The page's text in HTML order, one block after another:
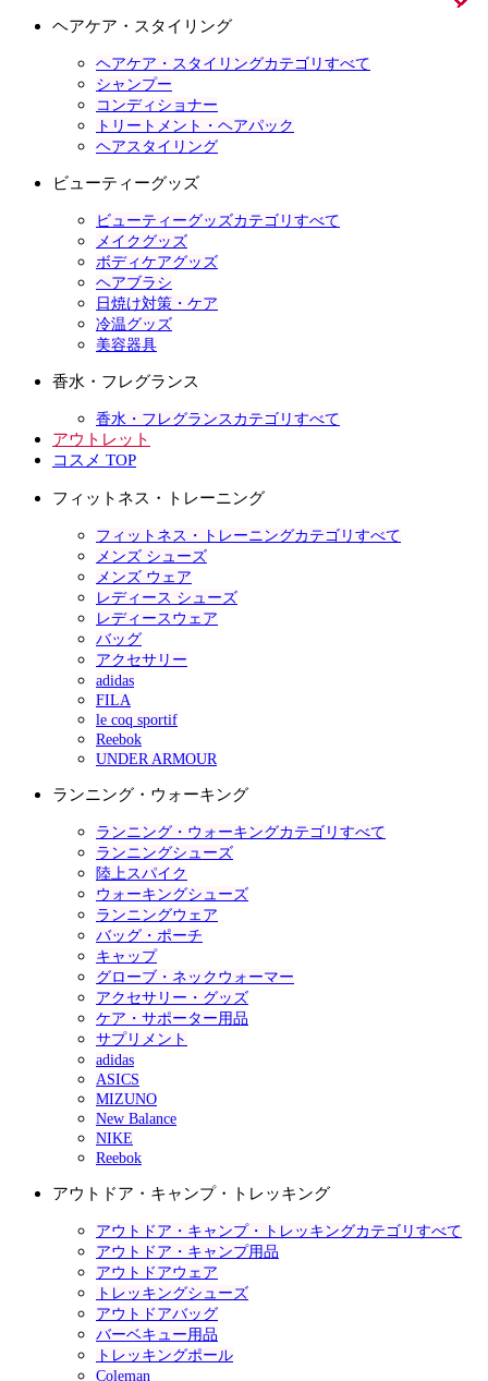
ヘアケア・スタイリング
ヘアケア・スタイリングカテゴリすべて
シャンプー
コンディショナー
トリートメント・ヘアパック
ヘアスタイリング
ビューティーグッズ
ビューティーグッズカテゴリすべて
メイクグッズ
ボディケアグッズ
ヘアブラシ
日焼け対策・ケア
冷温グッズ
美容器具
香水・フレグランス
香水・フレグランスカテゴリすべて
アウトレット
コスメ TOP
フィットネス・トレーニング
フィットネス・トレーニングカテゴリすべて
メンズ シューズ
メンズ ウェア
レディース シューズ
レディースウェア
バッグ
アクセサリー
adidas
FILA
le coq sportif
Reebok
UNDER ARMOUR
ランニング・ウォーキング
ランニング・ウォーキングカテゴリすべて
ランニングシューズ
陸上スパイク
ウォーキングシューズ
ランニングウェア
バッグ・ポーチ
キャップ
グローブ・ネックウォーマー
アクセサリー・グッズ
ケア・サポーター用品
サプリメント
adidas
ASICS
MIZUNO
New Balance
NIKE
Reebok
アウトドア・キャンプ・トレッキング
アウトドア・キャンプ・トレッキングカテゴリすべて
アウトドア・キャンプ用品
アウトドアウェア
トレッキングシューズ
アウトドアバッグ
バーベキュー用品
トレッキングポール
Coleman